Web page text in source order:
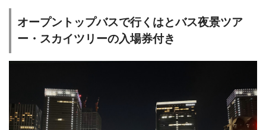
オープントップバスで行くはとバス夜景ツア
ー・スカイツリーの入場券付き